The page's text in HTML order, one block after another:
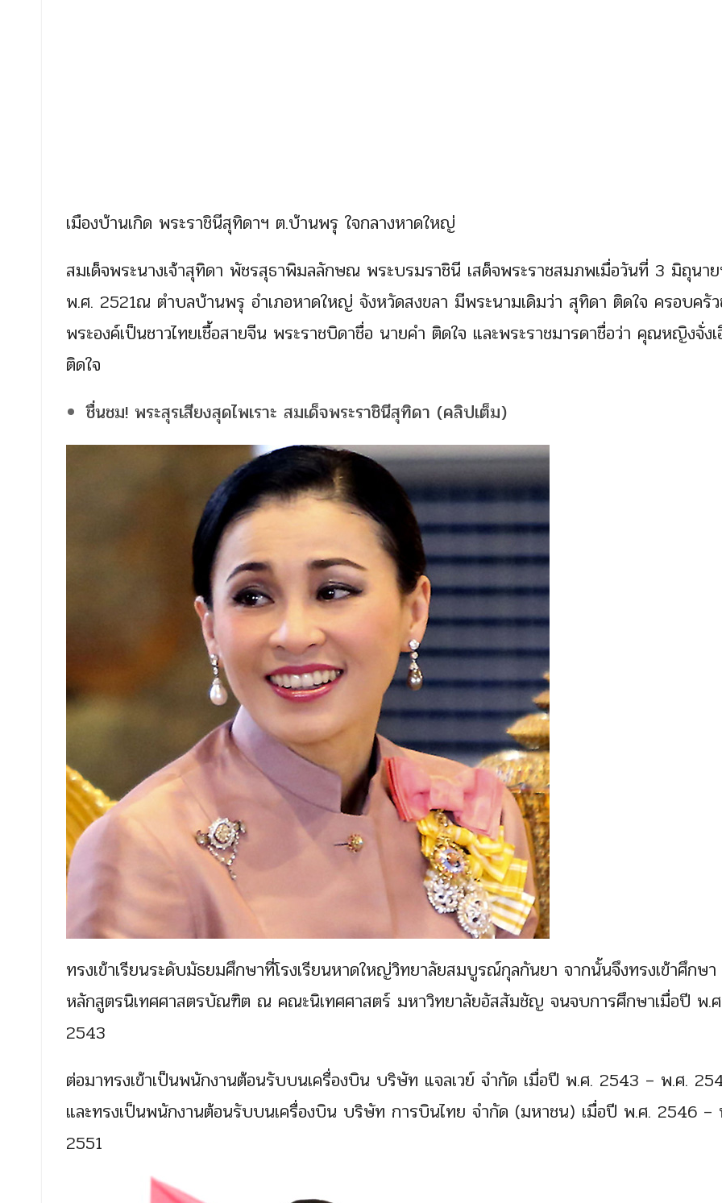
เมืองบ้านเกิด พระราชินีสุทิดาฯ ต.บ้านพรุ ใจกลางหาดใหญ่
สมเด็จพระนางเจ้าสุทิดา พัชรสุธาพิมลลักษณ พระบรมราชินี เสด็จพระราชสมภพเมื่อวันที่ 3 มิถุนา
พ.ศ. 2521ณ ตำบลบ้านพรุ อำเภอหาดใหญ่ จังหวัดสงขลา มีพระนามเดิมว่า สุทิดา ติดใจ ครอบครัว
พระองค์เป็นชาวไทยเชื้อสายจีน พระราชบิดาชื่อ นายคำ ติดใจ และพระราชมารดาชื่อว่า คุณหญิงจั่งเ
ติดใจ
ชื่นชม! พระสุรเสียงสุดไพเราะ สมเด็จพระราชินีสุทิดา (คลิปเต็ม)
ทรงเข้าเรียนระดับมัธยมศึกษาที่โรงเรียนหาดใหญ่วิทยาลัยสมบูรณ์กุลกันยา จากนั้นจึงทรงเข้าศึกษา
หลักสูตรนิเทศศาสตรบัณฑิต ณ คณะนิเทศศาสตร์ มหาวิทยาลัยอัสสัมชัญ จนจบการศึกษาเมื่อปี พ.
2543
ต่อมาทรงเข้าเป็นพนักงานต้อนรับบนเครื่องบิน บริษัท แจลเวย์ จำกัด เมื่อปี พ.ศ. 2543 – พ.ศ.
และทรงเป็นพนักงานต้อนรับบนเครื่องบิน บริษัท การบินไทย จำกัด (มหาชน) เมื่อปี พ.ศ. 2546 –
2551